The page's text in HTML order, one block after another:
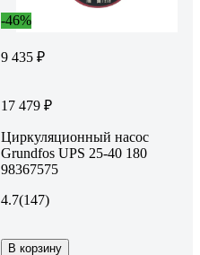
-46%
9 435 ₽
17 479 ₽
Циркуляционный насос
Grundfos UPS 25-40 180
98367575
4.7(147)
В корзину